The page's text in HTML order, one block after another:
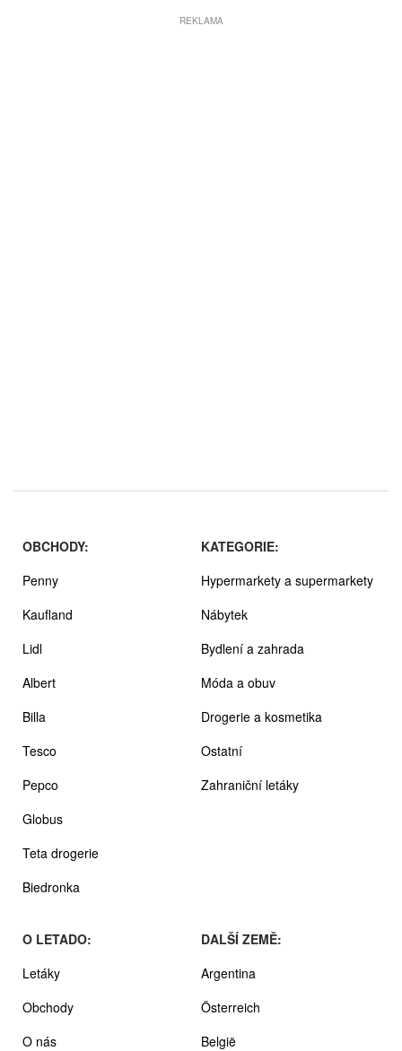
REKLAMA
OBCHODY:
Penny
Kaufland
Lidl
Albert
Billa
Tesco
Pepco
Globus
Teta drogerie
Biedronka
KATEGORIE:
Hypermarkety a supermarkety
Nábytek
Bydlení a zahrada
Móda a obuv
Drogerie a kosmetika
Ostatní
Zahraniční letáky
O LETADO:
Letáky
Obchody
O nás
DALŠÍ ZEMĚ:
Argentina
Österreich
België